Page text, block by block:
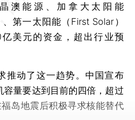
澳能源、加拿大太阳能
、第一太阳能（First Solar）
美元的资金，超出行业预
动了这一趋势。中国宣布
容量要达到目前的四倍，超过
岛地震后积极寻求核能替代